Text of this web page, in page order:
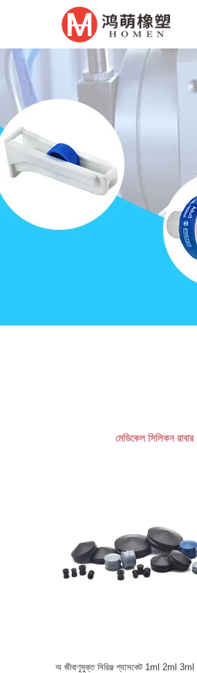
মেডিকেল সিলিকন রাবার
অ জীবাণুমুক্ত সিরিঞ্জ গ্যাসকেট 1ml 2ml